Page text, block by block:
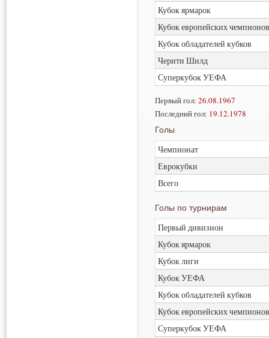
Кубок ярмарок
Кубок европейских
Кубок обладателей кубков
Черити Шилд
Суперкубок УЕФА
Первый гол: 26.08.1967
Последний гол: 19.12.1978
Голы
Чемпионат
Еврокубки
Всего
Голы по турнирам
Первый дивизион
Кубок ярмарок
Кубок лиги
Кубок УЕФА
Кубок обладателей кубков
Кубок европейских
Суперкубок УЕФА